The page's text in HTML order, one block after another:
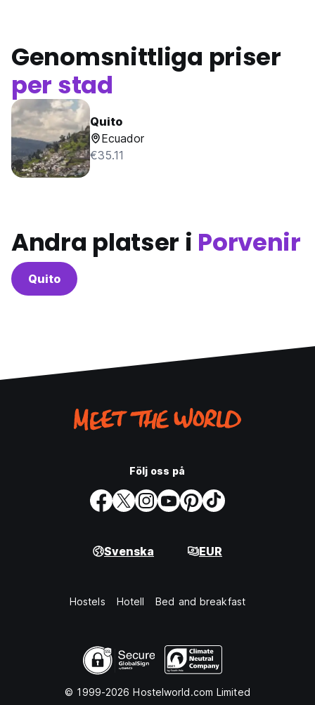
Genomsnittliga priser
per stad
Quito
Ecuador
€35.11
Andra platser i Porvenir
Quito
Följ oss på
Svenska EUR
Hostels Hotell Bed and breakfast
© 1999-2026 Hostelworld.com Limited